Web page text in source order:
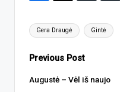
Tags:
Gera Draugė Gintė
Post
navigation
Previous Post
Augustė – Vėl iš naujo